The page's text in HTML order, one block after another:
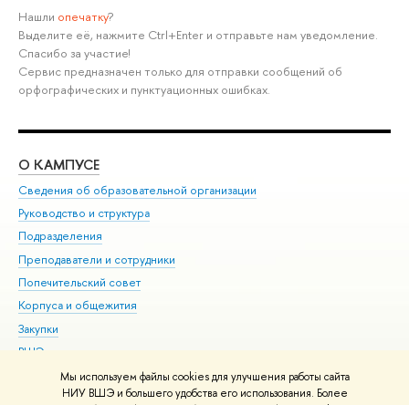
Мы используем файлы cookies для улучшения работы сайта
НИУ ВШЭ и большего удобства его использования. Более
Нашли опечатку?
Выделите её, нажмите Ctrl+Enter и отправьте нам уведомление.
Спасибо за участие!
Сервис предназначен только для отправки сообщений об
орфографических и пунктуационных ошибках.
О КАМПУСЕ
Сведения об образовательной организации
Руководство и структура
Подразделения
Преподаватели и сотрудники
Попечительский совет
Корпуса и общежития
Закупки
ВШЭ для студентов с ограниченными возможностями
здоровья и инвалидностью
Версия для слабовидящих